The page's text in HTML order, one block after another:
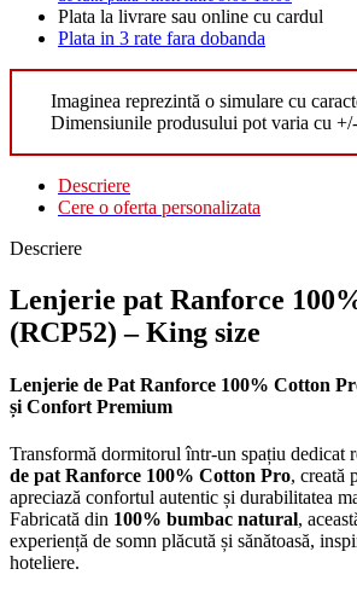
Plata la livrare sau online cu cardul
Plata in 3 rate fara dobanda
Imaginea reprezintă o simulare cu
Dimensiunile produsului pot varia cu
Descriere
Cere o oferta personalizata
Descriere
Lenjerie pat Ranforce
(RCP52) – King size
Lenjerie de Pat Ranforce 100% Cotton
și Confort Premium
Transformă dormitorul într-un spațiu dedicat
de pat Ranforce 100% Cotton Pro, creată
apreciază confortul autentic și durabilitatea
Fabricată din 100% bumbac natural,
experiență de somn plăcută și sănătoasă,
hoteliere.